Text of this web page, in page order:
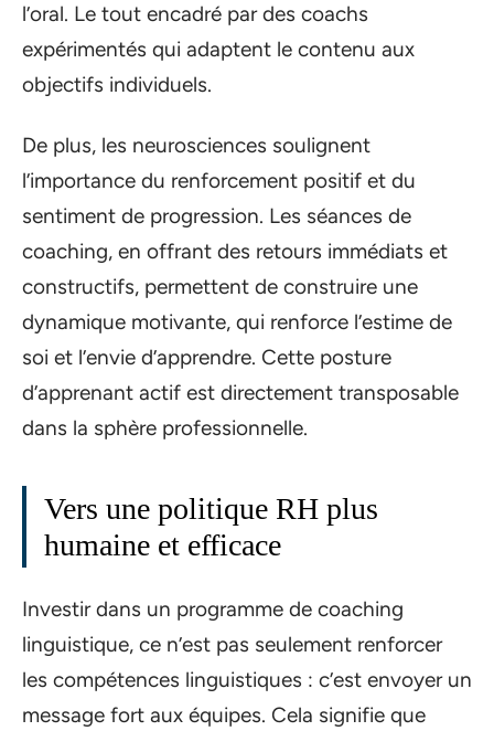
l’oral. Le tout encadré par des coachs
expérimentés qui adaptent le contenu aux
objectifs individuels.
De plus, les neurosciences soulignent
l’importance du renforcement positif et du
sentiment de progression. Les séances de
coaching, en offrant des retours immédiats et
constructifs, permettent de construire une
dynamique motivante, qui renforce l’estime de
soi et l’envie d’apprendre. Cette posture
d’apprenant actif est directement transposable
dans la sphère professionnelle.
Vers une politique RH plus
humaine et efficace
Investir dans un programme de coaching
linguistique, ce n’est pas seulement renforcer
les compétences linguistiques : c’est envoyer un
message fort aux équipes. Cela signifie que